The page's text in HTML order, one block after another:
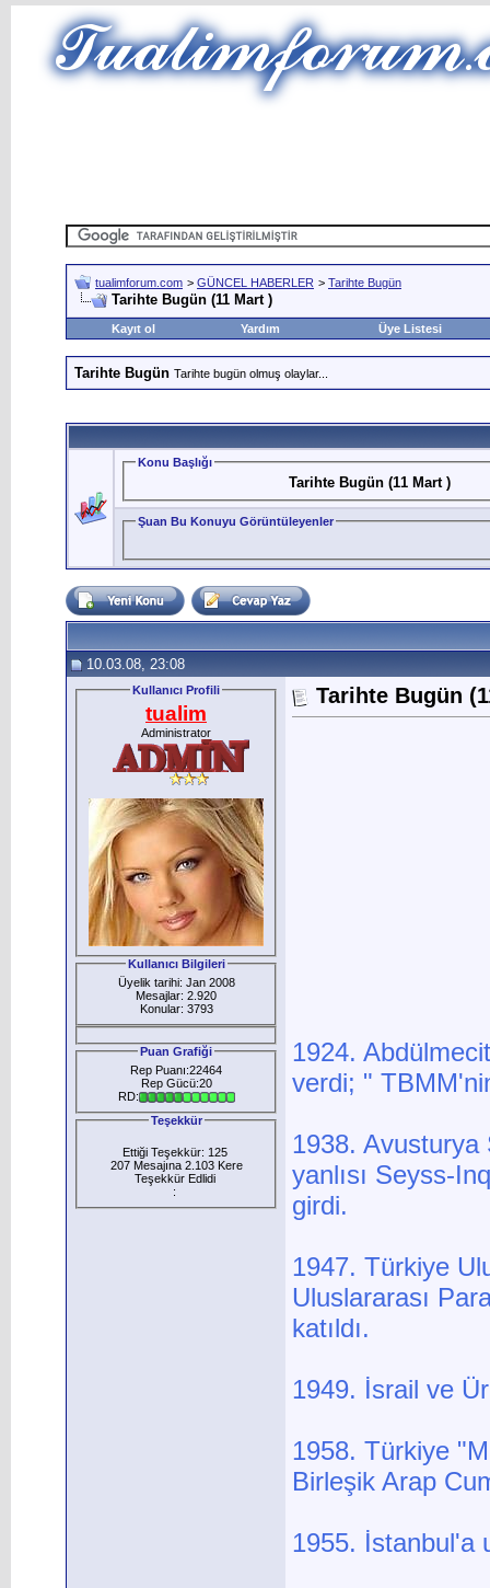
tualimforum.com > GÜNCEL HABERLER > Tarihte Bugün
Tarihte Bugün (11 Mart )
Kayıt ol Yardım Üye Listesi
Tarihte Bugün Tarihte bugün olmuş olaylar...
Konu Başlığı
Tarihte Bugün (11 Mart )
Şuan Bu Konuyu Görüntüleyenler
10.03.08, 23:08
Kullanıcı Profili
tualim
Administrator
Kullanıcı Bilgileri
Üyelik tarihi: Jan 2008
Mesajlar: 2.920
Konular: 3793
Puan Grafiği
Rep Puanı:22464
Rep Gücü:20
RD:
Teşekkür
Ettiği Teşekkür: 125
207 Mesajına 2.103 Kere
Teşekkür Edlidi
:
Tarihte Bugün
1924.
verdi; "
1938. Avusturya
yanlısı Seyss-
girdi.
1947. Türkiye
Uluslararası
katıldı.
1949. İsrail ve
1958. Türkiye
Birleşik Arap
1955. İstanbul'a